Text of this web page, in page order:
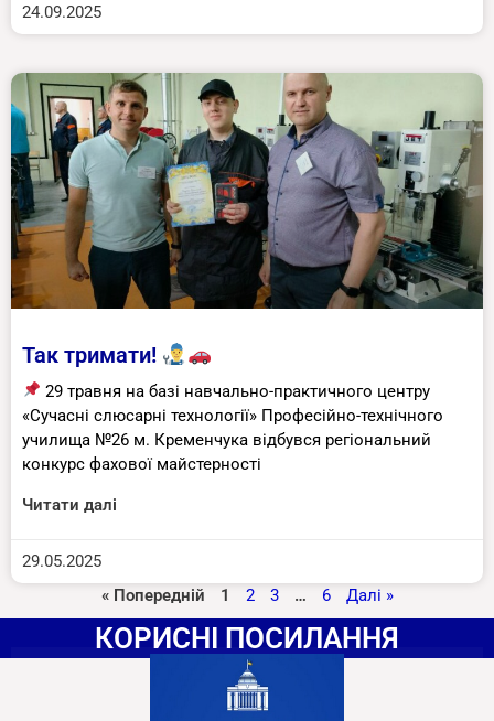
24.09.2025
Так тримати!
29 травня на базі навчально-практичного центру
«Сучасні слюсарні технології» Професійно-технічного
училища №26 м. Кременчука відбувся регіональний
конкурс фахової майстерності
Читати далі
29.05.2025
« Попередній
1 2 3 … 6 Далі »
КОРИСНІ ПОСИЛАННЯ